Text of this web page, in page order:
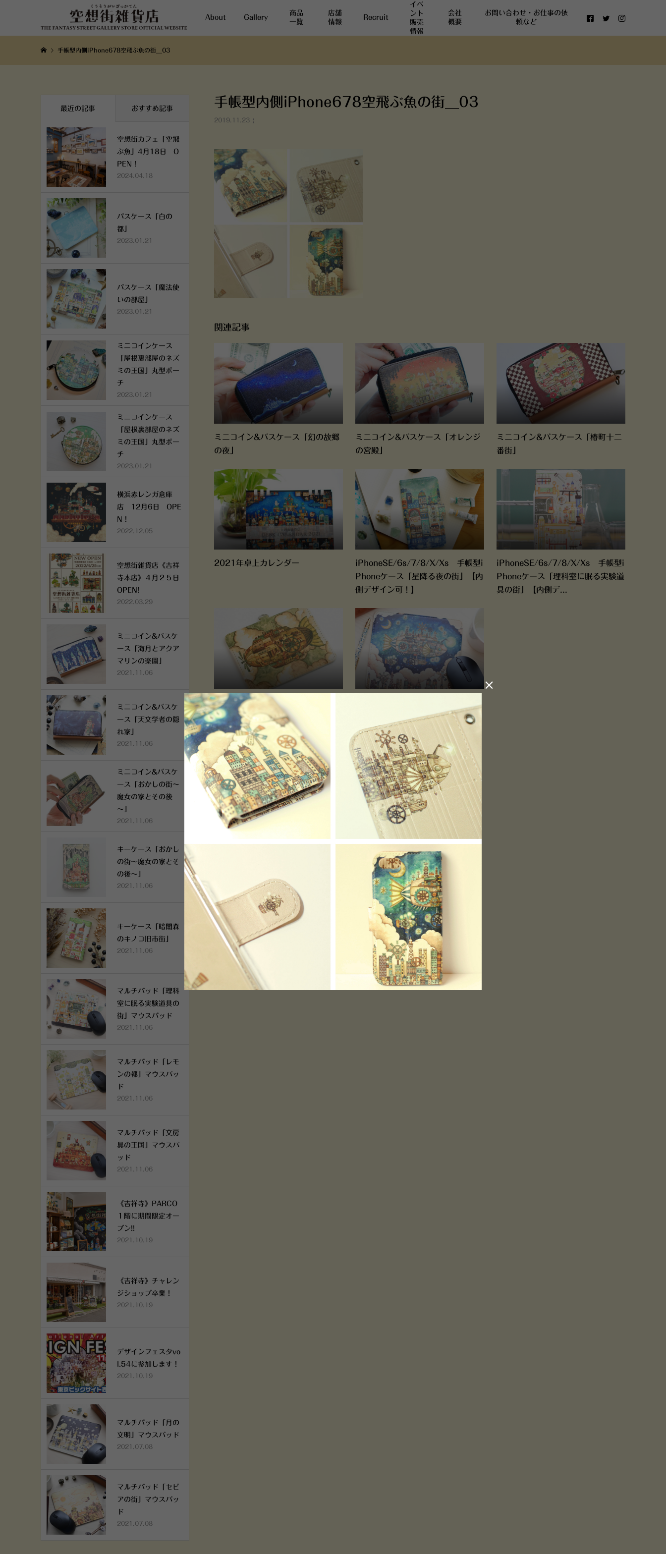
About Gallery
商品
一覧
店舗
情報
Recruit
イベ
ント
販売
情報
会社
概要
お問い合わせ・お仕事の依
頼など
手帳型内側iPhone678空飛ぶ魚の街__03
手帳型内側iPhone678空飛ぶ魚の街__03
2019.11.23
関連記事
ミニコイン&パスケース「幻の故郷
の夜」
ミニコイン&パスケース「オレンジ
の宮殿」
ミニコイン&パスケース「椿町十二
番街」
2021年卓上カレンダー
iPhoneSE/6s/7/8/X/Xs 手帳型i
Phoneケース「星降る夜の街」【内
側デザイン可！】
iPhoneSE/6s/7/8/X/Xs 手帳型i
Phoneケース「理科室に眠る実験道
具の街」【内側デ...
パスケース「飛行船の街」
最近の記事 おすすめ記事
空想街カフェ「空飛
ぶ魚」4月18日 O
PEN！
2024.04.18
パスケース「白の
都」
2023.01.21
パスケース「魔法使
いの部屋」
2023.01.21
ミニコインケース
「屋根裏部屋のネズ
ミの王国」丸型ポー
チ
2023.01.21
ミニコインケース
「屋根裏部屋のネズ
ミの王国」丸型ポー
チ
2023.01.21
横浜赤レンガ倉庫
店 12月6日 OPE
N！
2022.12.05
空想街雑貨店《吉祥
寺本店》４月２５日
OPEN!
2022.03.29
ミニコイン&パスケ
ース「海月とアクア
マリンの楽園」
2021.11.06
ミニコイン&パスケ
ース「天文学者の隠
れ家」
2021.11.06
ミニコイン&パスケ
ース「おかしの街～
魔女の家とその後
～」
2021.11.06
キーケース「おかし
の街～魔女の家とそ
の後～」
2021.11.06
キーケース「暗闇森
のキノコ旧市街」
2021.11.06
マルチパッド「理科
室に眠る実験道具の
街」マウスパッド
2021.11.06
マルチパッド「レモ
ンの都」マウスパッ
ド
2021.11.06
マルチパッド「文房
具の王国」マウスパ
ッド
2021.11.06
《吉祥寺》PARCO
１階に期間限定オー
プン!!
2021.10.19
《吉祥寺》チャレン
ジショップ卒業！
2021.10.19
デザインフェスタvo
l.54に参加します！
2021.10.19
マルチパッド「月の
文明」マウスパッド
2021.07.08
マルチパッド「セピ
アの街」マウスパッ
ド
2021.07.08
